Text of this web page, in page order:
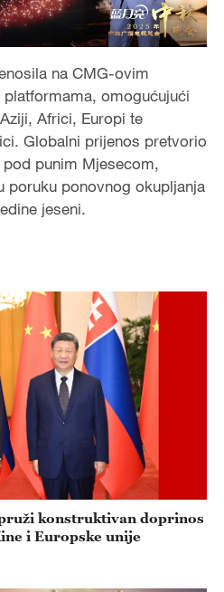
na CMG-ovim
omogućujući
Africi, Europi te
Globalni prijenos pretvorio
punim Mjesecom,
poruku ponovnog okupljanja
jeseni.
konstruktivan doprinos
i Europske unije